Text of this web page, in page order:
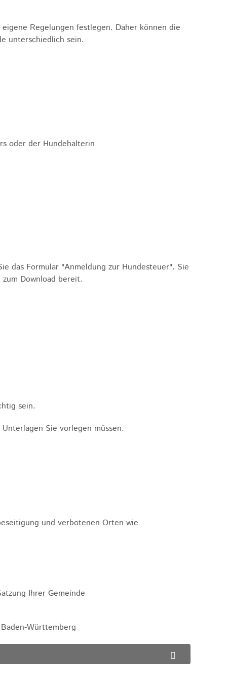
Regelungen festlegen. Daher können die
unterschiedlich sein.
oder der Hundehalterin
das Formular "Anmeldung zur Hundesteuer". Sie
Download bereit.
sein.
Sie vorlegen müssen.
und verbotenen Orten wie
Ihrer Gemeinde
Württemberg